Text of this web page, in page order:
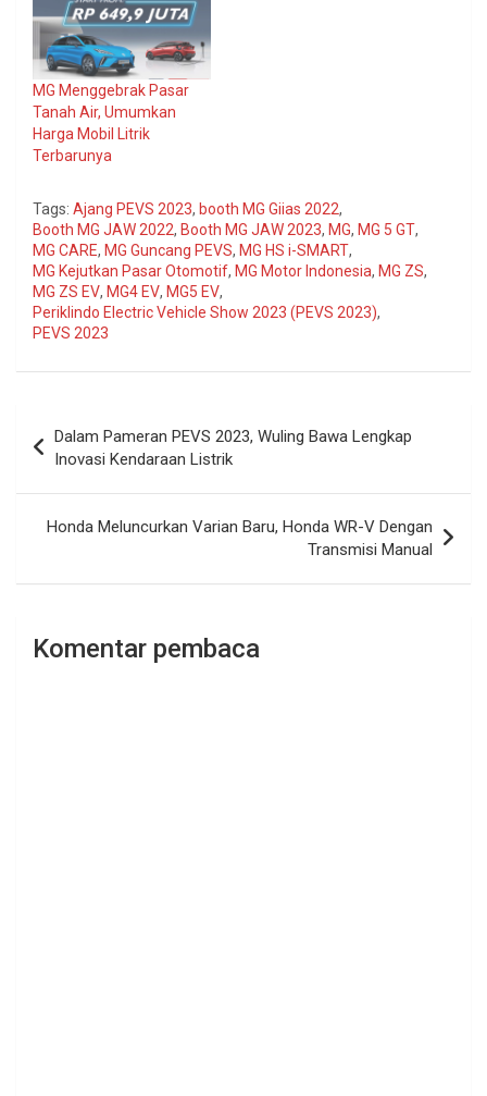
MG Menggebrak Pasar
Tanah Air, Umumkan
Harga Mobil Litrik
Terbarunya
Tags: Ajang PEVS 2023, booth MG Giias 2022,
Booth MG JAW 2022, Booth MG JAW 2023, MG, MG 5 GT,
MG CARE, MG Guncang PEVS, MG HS i-SMART,
MG Kejutkan Pasar Otomotif, MG Motor Indonesia, MG ZS,
MG ZS EV, MG4 EV, MG5 EV,
Periklindo Electric Vehicle Show 2023 (PEVS 2023),
PEVS 2023
pos
Dalam Pameran PEVS 2023, Wuling Bawa Lengkap
Inovasi Kendaraan Listrik
Honda Meluncurkan Varian Baru, Honda WR-V Dengan
Transmisi Manual
Komentar pembaca